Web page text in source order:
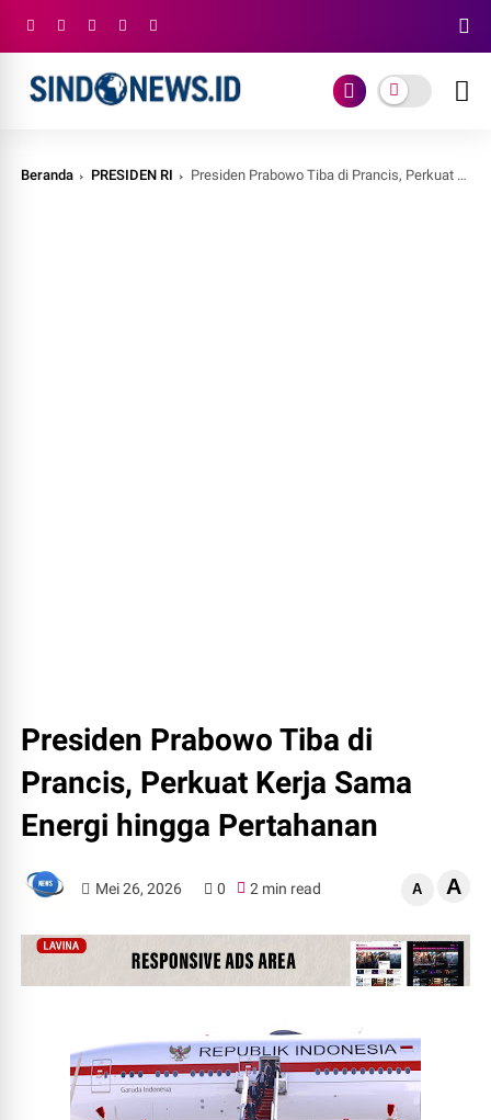
Beranda PRESIDEN RI Presiden Prabowo Tiba di Prancis, Perkuat Kerja Sama Energi hingga Pertahanan
Presiden Prabowo Tiba di
Prancis, Perkuat Kerja Sama
Energi hingga Pertahanan
Mei 26, 2026 0 2 min read A A